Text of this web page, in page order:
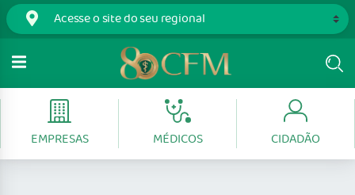
EMPRESAS MÉDICOS CIDADÃO